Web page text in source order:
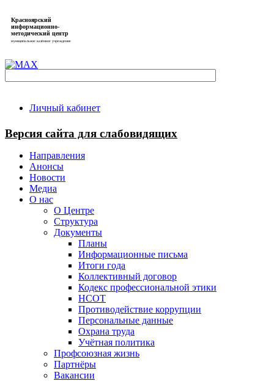
Красноярский
информационно-
методический центр
муниципальное казённое учреждение
Личный кабинет
Версия сайта для слабовидящих
Направления
Анонсы
Новости
Медиа
О нас
О Центре
Структура
Документы
Планы
Информационные письма
Итоги года
Коллективный договор
Кодекс профессиональной этики
НСОТ
Противодействие коррупции
Персональные данные
Охрана труда
Учётная политика
Профсоюзная жизнь
Партнёры
Вакансии